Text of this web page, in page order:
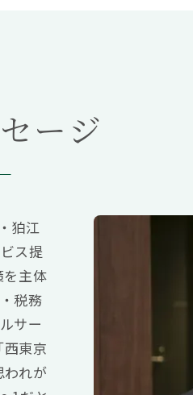
ージ
狛江
ス提
主体
税務
サー
東京
れが